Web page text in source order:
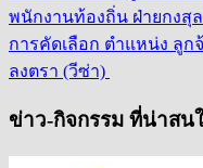
พนักงานท้องถิ่น ฝ่ายกงสุ
การคัดเลือก ตำแหน่ง ลูก
ลงตรา (วีซ่า)
ข่าว-กิจกรรม ที่น่าสน